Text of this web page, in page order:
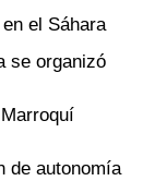
el Sáhara
organizó”.
de autonomía